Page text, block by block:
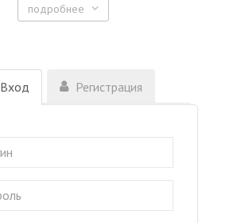
подробнее
Вход Регистрация